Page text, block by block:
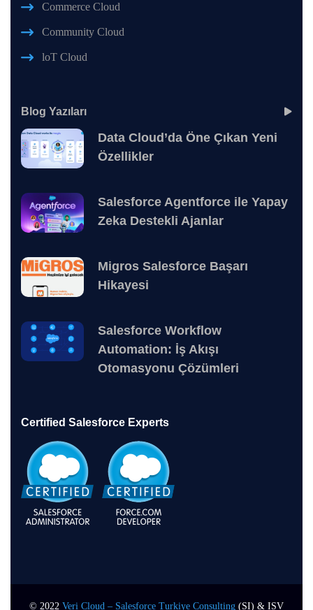
Commerce Cloud
Community Cloud
loT Cloud
Blog Yazıları
Data Cloud’da Öne Çıkan Yeni
Özellikler
Salesforce Agentforce ile Yapay
Zeka Destekli Ajanlar
Migros Salesforce Başarı
Hikayesi
Salesforce Workflow
Automation: İş Akışı
Otomasyonu Çözümleri
Certified Salesforce Experts
© 2022 Veri Cloud – Salesforce Turkiye Consulting (SI) & ISV